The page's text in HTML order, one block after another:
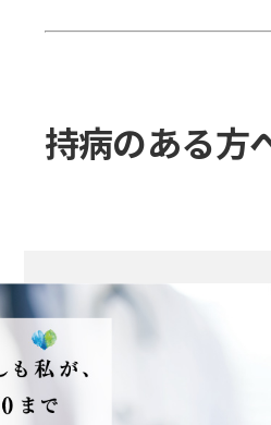
持病のある方